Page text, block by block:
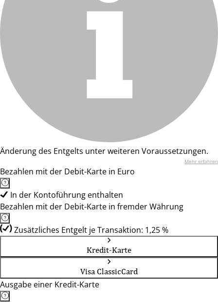
Änderung des Entgelts unter weiteren Voraussetzungen.
Mehr erfahren
Bezahlen mit der Debit-Karte in Euro
In der Kontoführung enthalten
Bezahlen mit der Debit-Karte in fremder Währung
Zusätzliches Entgelt je Transaktion: 1,25 %
Kredit-Karte
Visa ClassicCard
Ausgabe einer Kredit-Karte